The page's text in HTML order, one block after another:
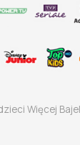
Więcej